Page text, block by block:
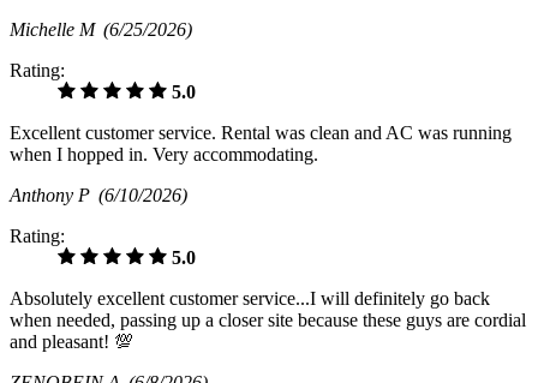
Michelle M (6/25/2026)
Rating:
5.0
Excellent customer service. Rental was clean and AC was running
when I hopped in. Very accommodating.
Anthony P (6/10/2026)
Rating:
5.0
Absolutely excellent customer service...I will definitely go back
when needed, passing up a closer site because these guys are cordial
and pleasant! 💯